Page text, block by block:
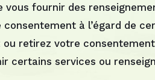
fournir des
à l’égard de
retirez votre
certains services ou